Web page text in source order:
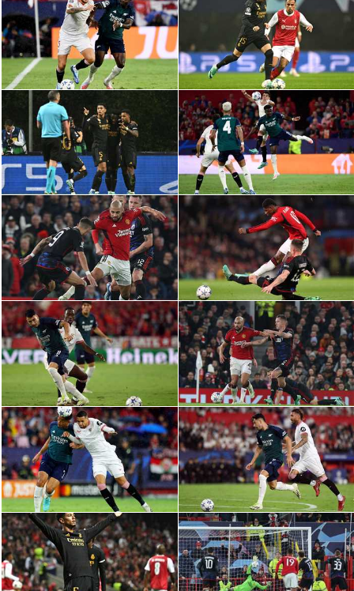
الدوري المصري
الدوري الإنجليزي الممتاز
الدوري الإسباني
الدوري الإيطالي
الدوري الألماني
الدوري الفرنسي
الدوري السعودي للمحترفين
دوري أبطال أوروبا
دوري أبطال إفريقيا
كل البطولات
أقسام
الكرة المصرية
الدوري المصري
الكرة الأوروبية
الكرة الإفريقية
منتخب مصر
سعودي في الجول